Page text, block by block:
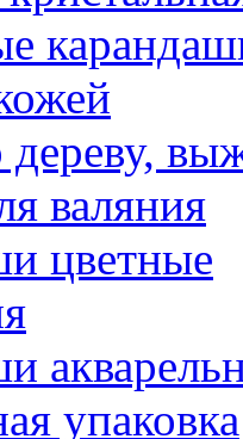
дереву,
валяния
цветные
упаковка